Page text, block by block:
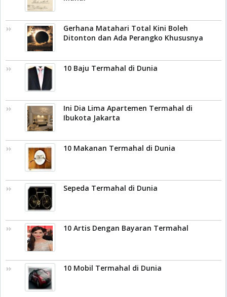
Gerhana Matahari Total Kini Boleh
Ditonton dan Ada Perangko Khususnya
10 Baju Termahal di Dunia
Ini Dia Lima Apartemen Termahal di
Ibukota Jakarta
10 Makanan Termahal di Dunia
Sepeda Termahal di Dunia
10 Artis Dengan Bayaran Termahal
10 Mobil Termahal di Dunia